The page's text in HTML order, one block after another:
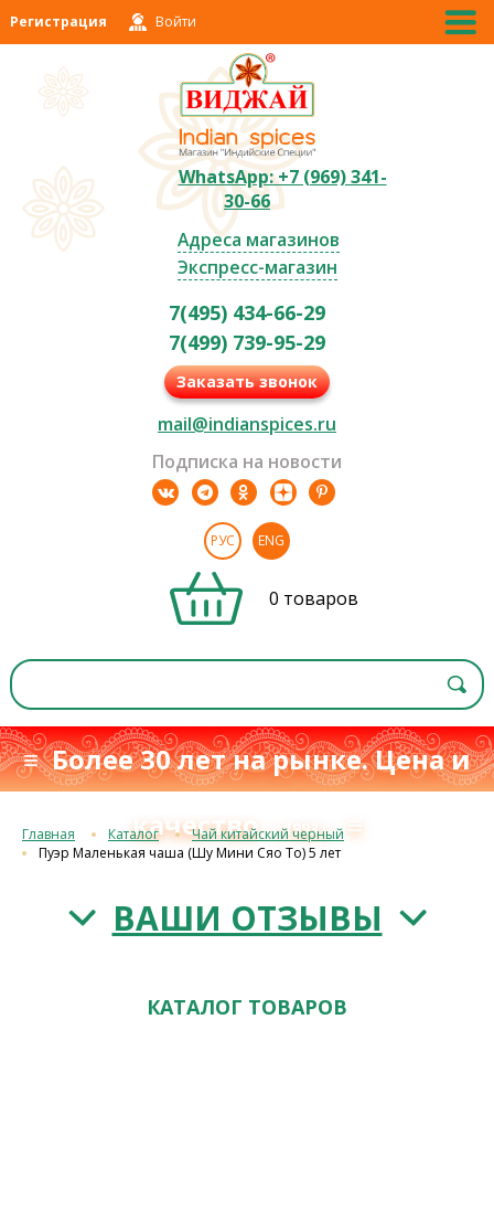
Регистрация Войти
WhatsApp: +7 (969) 341-
30-66
Адреса магазинов
Экспресс-магазин
7(495) 434-66-29
7(499) 739-95-29
Заказать звонок
mail@indianspices.ru
Подписка на новости
РУС ENG
0 товаров
≡ Более 30 лет на рынке. Цена и
качествос 1993 г.≡
Главная Каталог
Чай китайский черный
Пуэр Маленькая чаша (Шу Мини Сяо То) 5 лет
ВАШИ ОТЗЫВЫ
КАТАЛОГ ТОВАРОВ